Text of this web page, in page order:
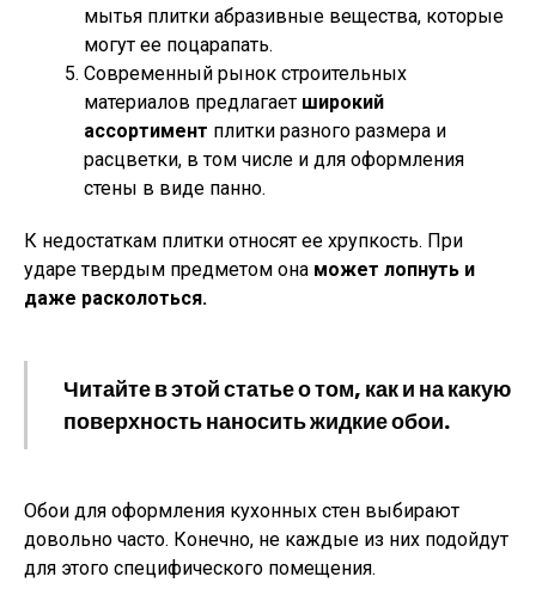
мытья плитки абразивные вещества, которые
могут ее поцарапать.
Современный рынок строительных
материалов предлагает широкий
ассортимент плитки разного размера и
расцветки, в том числе и для оформления
стены в виде панно.
К недостаткам плитки относят ее хрупкость. При
ударе твердым предметом она может лопнуть и
даже расколоться.
Читайте в этой статье о том, как и на какую
поверхность наносить жидкие обои.
Обои для оформления кухонных стен выбирают
довольно часто. Конечно, не каждые из них подойдут
для этого специфического помещения.